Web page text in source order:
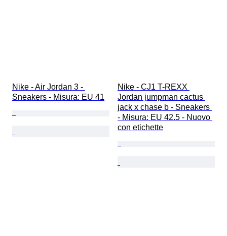
Nike - Air Jordan 3 -
Sneakers - Misura: EU 41
Nike - CJ1 T-REXX
Jordan jumpman cactus
jack x chase b - Sneakers
- Misura: EU 42.5 - Nuovo
con etichette